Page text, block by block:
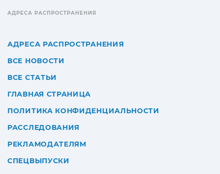
АДРЕСА РАСПРОСТРАНЕНИЯ
АДРЕСА РАСПРОСТРАНЕНИЯ
ВСЕ НОВОСТИ
ВСЕ СТАТЬИ
ГЛАВНАЯ СТРАНИЦА
ПОЛИТИКА КОНФИДЕНЦИАЛЬНОСТИ
РАССЛЕДОВАНИЯ
РЕКЛАМОДАТЕЛЯМ
СПЕЦВЫПУСКИ